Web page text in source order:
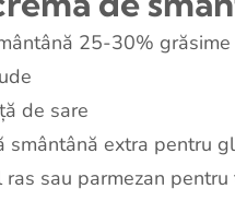
25-30% grăsime
de sare
smântână extra pentru
ras sau parmezan